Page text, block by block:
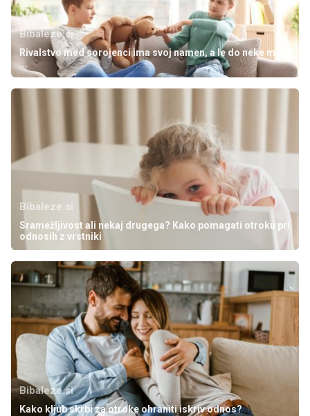
Bibaleze.si
Rivalstvo med sorojenci ima svoj namen, a le do neke mere
...
Bibaleze.si
Sramežljivost ali nekaj drugega? Kako pomagati otroku pri
odnosih z vrstniki
Bibaleze.si
Kako kljub skrbi za otroke ohraniti iskriv odnos?